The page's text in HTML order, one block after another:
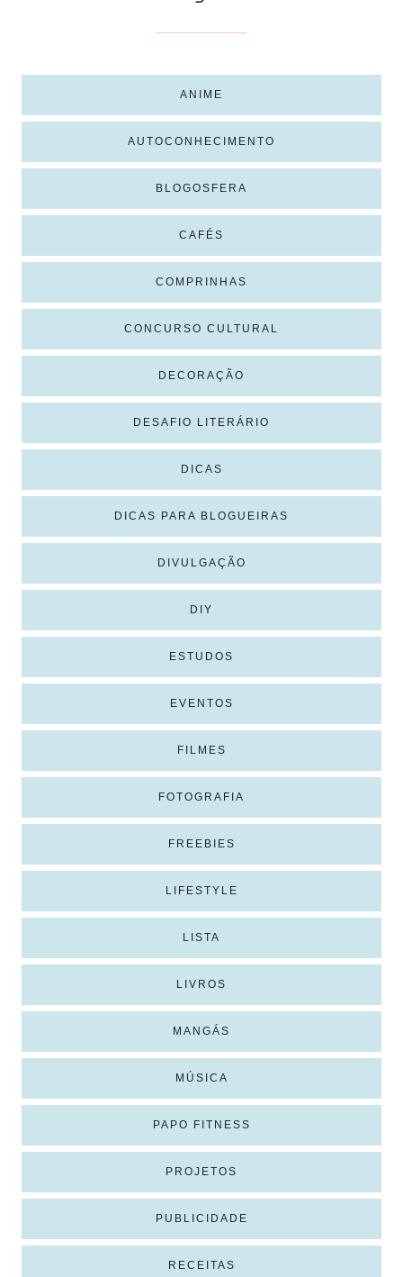
ANIME
AUTOCONHECIMENTO
BLOGOSFERA
CAFÉS
COMPRINHAS
CONCURSO CULTURAL
DECORAÇÃO
DESAFIO LITERÁRIO
DICAS
DICAS PARA BLOGUEIRAS
DIVULGAÇÃO
DIY
ESTUDOS
EVENTOS
FILMES
FOTOGRAFIA
FREEBIES
LIFESTYLE
LISTA
LIVROS
MANGÁS
MÚSICA
PAPO FITNESS
PROJETOS
PUBLICIDADE
RECEITAS